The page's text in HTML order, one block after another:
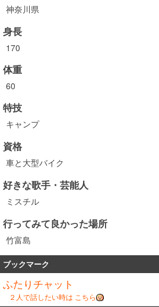
神奈川県
身長
170
体重
60
特技
キャンプ
資格
車と大型バイク
好きな歌手・芸能人
ミスチル
行ってみて良かった場所
竹富島
ブックマーク
ふたりチャット
２人で話したい時は こちら